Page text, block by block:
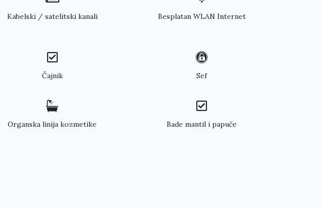
Kabelski / satelitski kanali Besplatan WLAN Internet
Čajnik Sef
Organska linija kozmetike Bade mantil i papuče